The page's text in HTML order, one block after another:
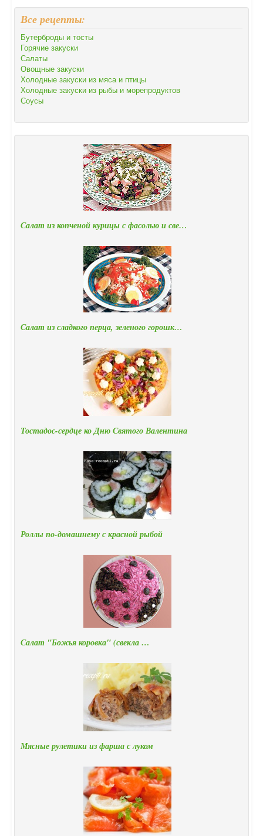
Все рецепты:
Бутерброды и тосты
Горячие закуски
Салаты
Овощные закуски
Холодные закуски из мяса и птицы
Холодные закуски из рыбы и морепродуктов
Соусы
Салат из копченой курицы с фасолью и све…
Салат из сладкого перца, зеленого горошк…
Тостадос-сердце ко Дню Святого Валентина
Роллы по-домашнему с красной рыбой
Салат "Божья коровка" (свекла …
Мясные рулетики из фарша с луком